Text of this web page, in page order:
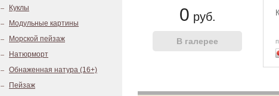
Куклы
Модульные картины
Морской пейзаж
Натюрморт
Обнаженная натура (16+)
Пейзаж
0 руб.